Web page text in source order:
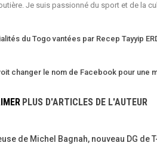
Je suis passionné du sport et de la
du Togo vantées par Recep Tayyip
changer le nom de Facebook pour une
PLUS D'ARTICLES DE L'AUTEUR
de Michel Bagnah, nouveau DG de